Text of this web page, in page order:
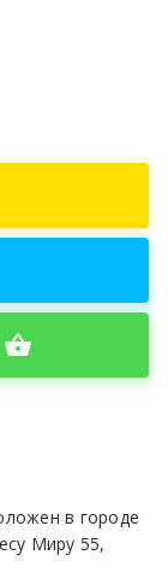
shopping_basket
в городе
Миру 55,